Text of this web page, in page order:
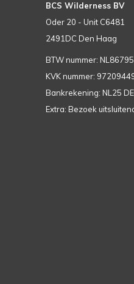
BCS Wilderness BV
Oder 20 - Unit C6481
2491DC Den Haag
BTW nummer:
KVK nummer:
Bankrekening: NL25
Extra: Bezoek